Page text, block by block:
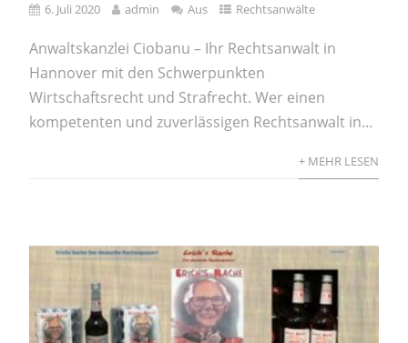
6. Juli 2020 admin Aus Rechtsanwälte
Anwaltskanzlei Ciobanu – Ihr Rechtsanwalt in
Hannover mit den Schwerpunkten
Wirtschaftsrecht und Strafrecht. Wer einen
kompetenten und zuverlässigen Rechtsanwalt in...
+ MEHR LESEN